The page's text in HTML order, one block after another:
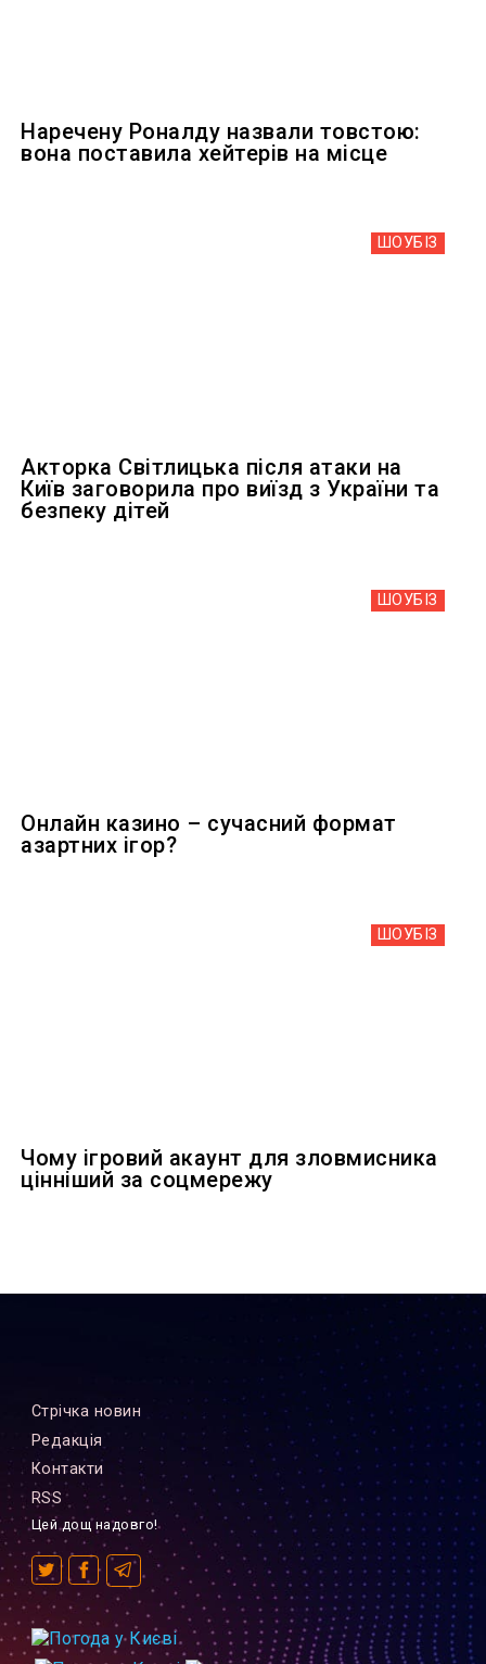
Наречену Роналду назвали товстою:
вона поставила хейтерів на місце
ШОУБIЗ
Акторка Світлицька після атаки на
Київ заговорила про виїзд з України та
безпеку дітей
ШОУБIЗ
Онлайн казино – сучасний формат
азартних ігор?
ШОУБIЗ
Чому ігровий акаунт для зловмисника
цінніший за соцмережу
Стрiчка новин
Редакцiя
Контакти
RSS
Цей дощ надовго!